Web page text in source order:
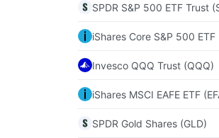
SPDR S&P 500 ETF Trust
iShares Core S&P 500 ETF
Invesco QQQ Trust (QQQ)
iShares MSCI EAFE ETF
SPDR Gold Shares (GLD)